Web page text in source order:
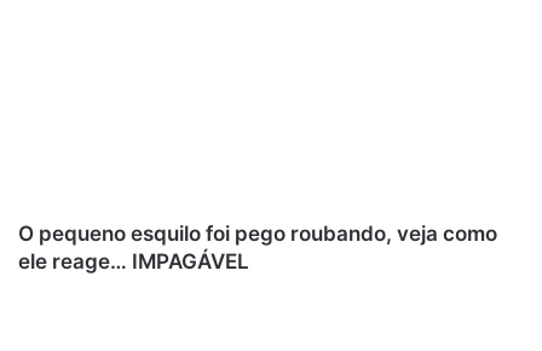
O pequeno esquilo foi pego roubando, veja como
ele reage… IMPAGÁVEL